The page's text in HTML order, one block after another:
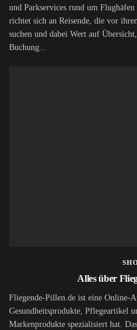
und Parkservices rund um
richtet sich an Reisende, die vor
suchen und dabei Wert auf
Buchung...
Alles über
Fliegende-Pillen.de ist eine Online-
Gesundheitsprodukte, Pflegeartikel
Markenprodukte spezialisiert hat.